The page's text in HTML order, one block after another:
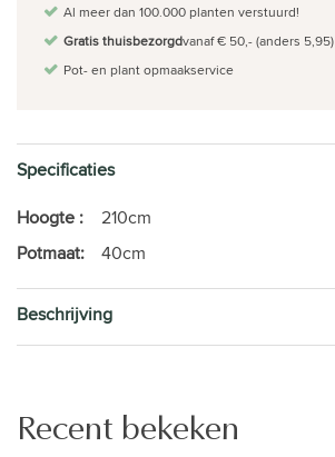
Al meer dan 100.000 planten verstuurd!
Gratis thuisbezorgdvanaf € 50,- (anders 5,95)
Pot- en plant opmaakservice
Specificaties
Hoogte :
210cm
Potmaat:
40cm
Beschrijving
Recent bekeken